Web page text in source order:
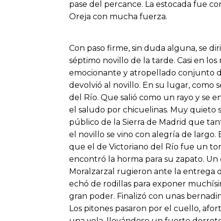
pase del percance. La estocada fue
Oreja con mucha fuerza.
Con paso firme, sin duda alguna, se
séptimo novillo de la tarde. Casi en
emocionante y atropellado conjunto
devolvió al novillo. En su lugar, como
del Río. Que salió como un rayo y se
el saludo por chicuelinas. Muy quieto
público de la Sierra de Madrid que
el novillo se vino con alegría de
que el de Victoriano del Río fue un
encontró la horma para su zapato.
Moralzarzal rugieron ante la entrega
echó de rodillas para exponer
gran poder. Finalizó con unas
Los pitones pasaron por el cuello,